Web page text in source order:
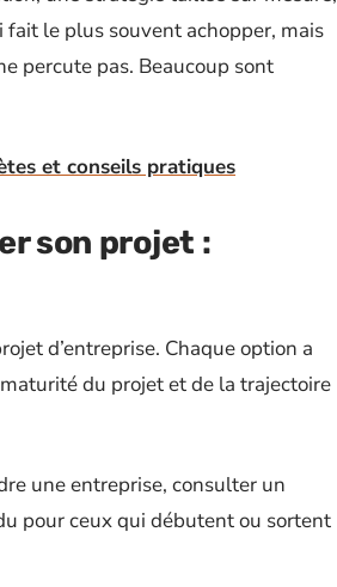
fait le plus souvent achopper, mais
percute pas. Beaucoup sont
et conseils pratiques
son projet :
d’entreprise. Chaque option a
du projet et de la trajectoire
une entreprise, consulter un
pour ceux qui débutent ou sortent